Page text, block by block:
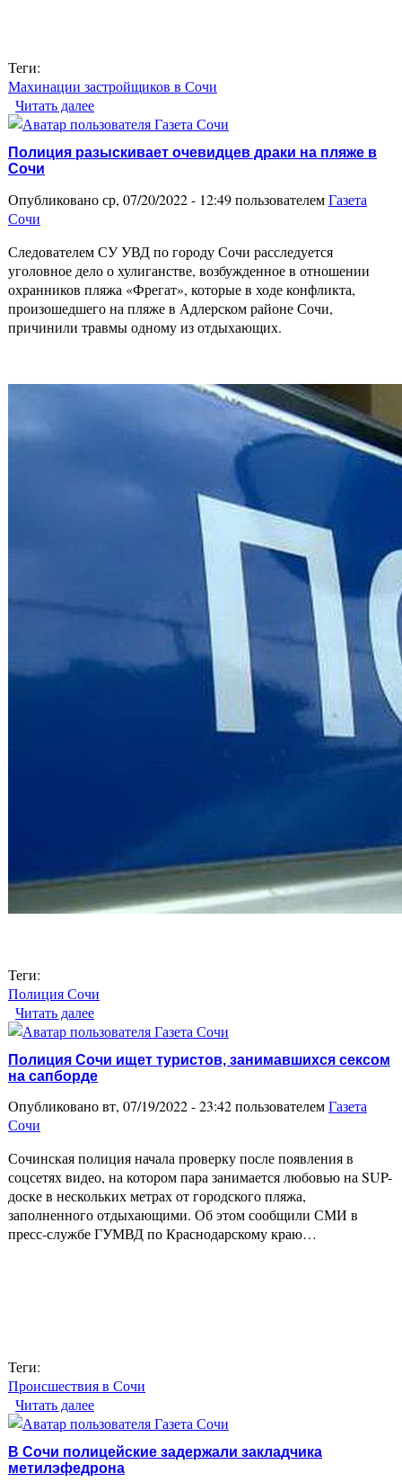
Теги:
Махинации застройщиков в Сочи
Читать далее
покупателей жилья
Полиция разыскивает очевидцев драки на пляже в
Сочи
Опубликовано ср, 07/20/2022 - 12:49 пользователемГазета
Сочи
Следователем СУ УВД по городу Сочи расследуется
уголовное дело о хулиганстве, возбужденное в отношении
охранников пляжа «Фрегат», которые в ходе конфликта,
произошедшего на пляже в Адлерском районе Сочи,
причинили травмы одному из отдыхающих.
Теги:
Полиция Сочи
Читать далее
пляже в Сочи
Полиция Сочи ищет туристов, занимавшихся сексом
на сапборде
Опубликовано вт, 07/19/2022 - 23:42 пользователемГазета
Сочи
Сочинская полиция начала проверку после появления в
соцсетях видео, на котором пара занимается любовью на SUP-
доске в нескольких метрах от городского пляжа,
заполненного отдыхающими. Об этом сообщили СМИ в
пресс-службе ГУМВД по Краснодарскому краю…
Теги:
Происшествия в Сочи
Читать далее
сексом на сапборде
В Сочи полицейские задержали закладчика
метилэфедрона